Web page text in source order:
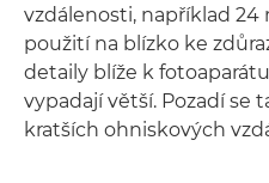
vzdálenosti, například
použití na blízko ke
detaily blíže k
vypadají větší. Pozadí se
kratších ohniskových